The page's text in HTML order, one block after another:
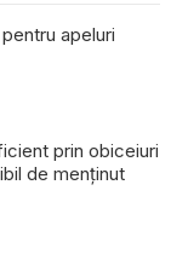
apeluri
prin obiceiuri
de menținut